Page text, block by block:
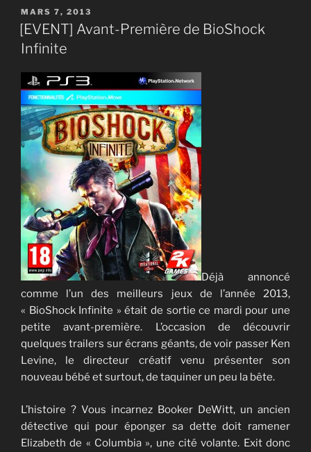
PUBLIÉ
LE
MARS 7, 2013
[EVENT] Avant-Première de BioShock
Infinite
Déjà annoncé
comme l’un des meilleurs jeux de l’année 2013,
« BioShock Infinite » était de sortie ce mardi pour une
petite avant-première. L’occasion de découvrir
quelques trailers sur écrans géants, de voir passer Ken
Levine, le directeur créatif venu présenter son
nouveau bébé et surtout, de taquiner un peu la bête.
L’histoire ? Vous incarnez Booker DeWitt, un ancien
détective qui pour éponger sa dette doit ramener
Elizabeth de « Columbia », une cité volante. Exit donc